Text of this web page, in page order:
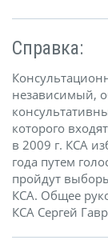
Справка:
независимый,
которого
в 2009 г. КСА
года путем
пройдут
КСА. Общее
КСА Сергей